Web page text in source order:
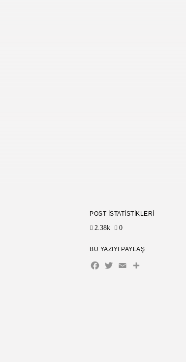
POST İSTATISTIKLERI
2.38k 0
BU YAZIYI PAYLAŞ
Facebook
Twitter
EmailShare